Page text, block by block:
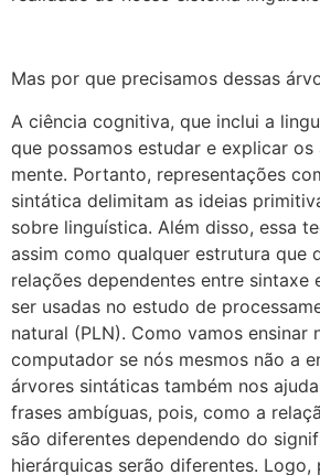
Mas por que precisamos dessas
A ciência cognitiva, que inclui a
que possamos estudar e explicar
mente. Portanto, representações
sintática delimitam as ideias
sobre linguística. Além disso, essa
assim como qualquer estrutura que
relações dependentes entre sintaxe
ser usadas no estudo de
natural (PLN). Como vamos ensinar
computador se nós mesmos não a
árvores sintáticas também nos
frases ambíguas, pois, como a
são diferentes dependendo do
hierárquicas serão diferentes. Logo,